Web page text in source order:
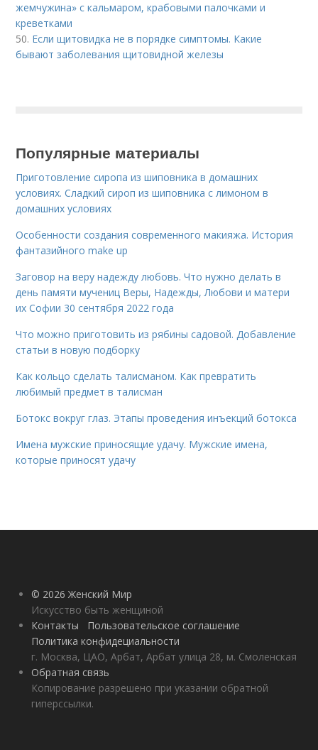
жемчужина» с кальмаром, крабовыми палочками и
креветками
50. Если щитовидка не в порядке симптомы. Какие
бывают заболевания щитовидной железы
Популярные материалы
Приготовление сиропа из шиповника в домашних
условиях. Сладкий сироп из шиповника с лимоном в
домашних условиях
Особенности создания современного макияжа. История
фантазийного make up
Заговор на веру надежду любовь. Что нужно делать в
день памяти мучениц Веры, Надежды, Любови и матери
их Софии 30 сентября 2022 года
Что можно приготовить из рябины садовой. Добавление
статьи в новую подборку
Как кольцо сделать талисманом. Как превратить
любимый предмет в талисман
Ботокс вокруг глаз. Этапы проведения инъекций ботокса
Имена мужские приносящие удачу. Мужские имена,
которые приносят удачу
© 2026 Женский Мир
Искусство быть женщиной
Контакты
Пользовательское соглашение
Политика конфидециальности
г. Москва, ЦАО, Арбат, Арбат улица 28, м. Смоленская
Обратная связь
Копирование разрешено при указании обратной
гиперссылки.